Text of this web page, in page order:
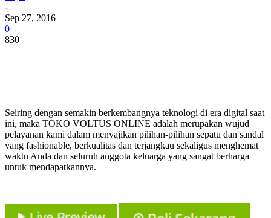
-
Sep 27, 2016
0
830
Seiring dengan semakin berkembangnya teknologi di era digital saat
ini, maka TOKO VOLTUS ONLINE adalah merupakan wujud
pelayanan kami dalam menyajikan pilihan-pilihan sepatu dan sandal
yang fashionable, berkualitas dan terjangkau sekaligus menghemat
waktu Anda dan seluruh anggota keluarga yang sangat berharga
untuk mendapatkannya.